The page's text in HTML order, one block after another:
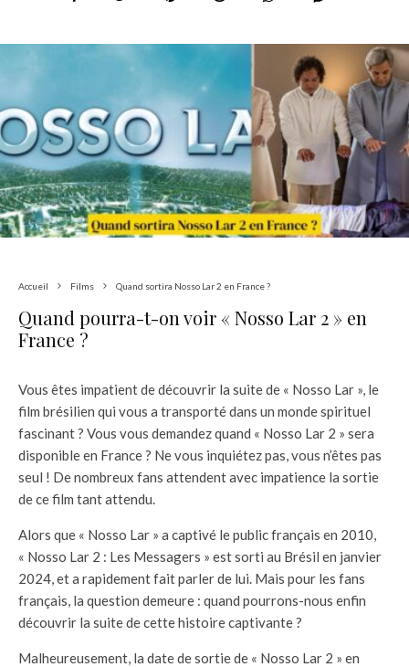
Accueil Films Quand sortira Nosso Lar 2 en France ?
Quand pourra-t-on voir « Nosso Lar 2 » en
France ?
Vous êtes impatient de découvrir la suite de « Nosso Lar », le
film brésilien qui vous a transporté dans un monde spirituel
fascinant ? Vous vous demandez quand « Nosso Lar 2 » sera
disponible en France ? Ne vous inquiétez pas, vous n’êtes pas
seul ! De nombreux fans attendent avec impatience la sortie
de ce film tant attendu.
Alors que « Nosso Lar » a captivé le public français en 2010,
« Nosso Lar 2 : Les Messagers » est sorti au Brésil en janvier
2024, et a rapidement fait parler de lui. Mais pour les fans
français, la question demeure : quand pourrons-nous enfin
découvrir la suite de cette histoire captivante ?
Malheureusement, la date de sortie de « Nosso Lar 2 » en